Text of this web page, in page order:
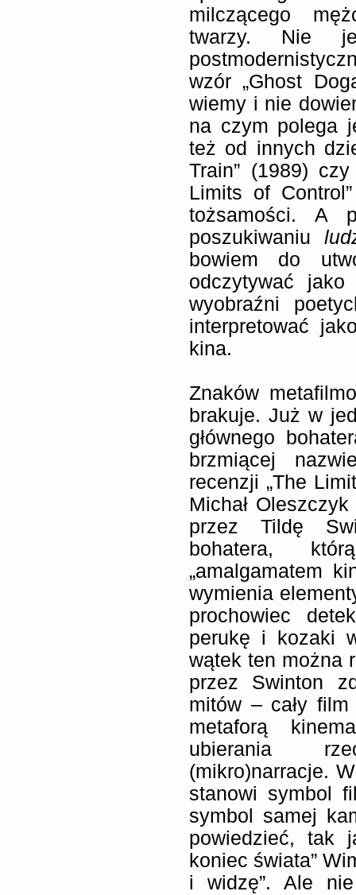
milczącego
twarzy. Nie
wzór „Ghost
wiemy i nie
na czym polega
też od innych
Train” (1989) czy
Limits of
tożsamości. A
poszukiwaniu
bowiem do
odczytywać jako
wyobraźni
interpretować
kina.
Znaków
brakuje. Już w
głównego
brzmiącej
recenzji „The
Michał
przez Tildę
bohatera,
„amalgamatem
wymienia
prochowiec
perukę i kozaki
wątek ten można
przez Swinton
mitów – cały
metaforą
ubierania
(mikro)narracje.
stanowi symbol
symbol samej
powiedzieć, tak
koniec świata”
i widzę”. Ale